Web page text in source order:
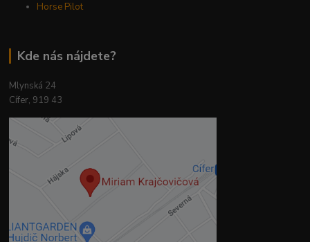
Horse Pilot
Kde nás nájdete?
Mlynská 24
Cífer, 919 43